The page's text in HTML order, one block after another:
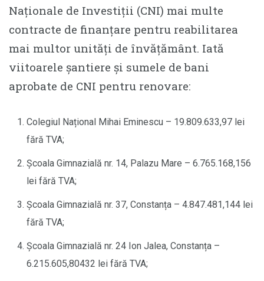
Naționale de Investiții (CNI) mai multe
contracte de finanțare pentru reabilitarea
mai multor unități de învățământ. Iată
viitoarele șantiere și sumele de bani
aprobate de CNI pentru renovare:
Colegiul Național Mihai Eminescu – 19.809.633,97 lei
fără TVA;
Școala Gimnazială nr. 14, Palazu Mare – 6.765.168,156
lei fără TVA;
Școala Gimnazială nr. 37, Constanța – 4.847.481,144 lei
fără TVA;
Școala Gimnazială nr. 24 Ion Jalea, Constanța –
6.215.605,80432 lei fără TVA;